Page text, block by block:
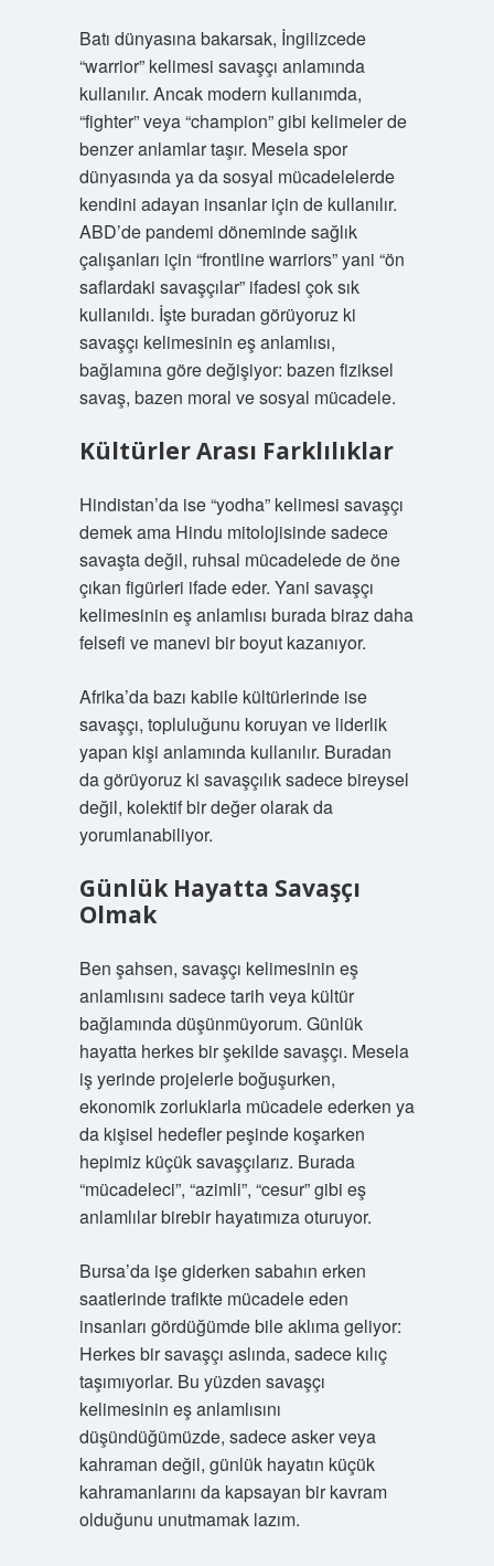
Batı dünyasına bakarsak, İngilizcede
“warrior” kelimesi savaşçı anlamında
kullanılır. Ancak modern kullanımda,
“fighter” veya “champion” gibi kelimeler de
benzer anlamlar taşır. Mesela spor
dünyasında ya da sosyal mücadelelerde
kendini adayan insanlar için de kullanılır.
ABD’de pandemi döneminde sağlık
çalışanları için “frontline warriors” yani “ön
saflardaki savaşçılar” ifadesi çok sık
kullanıldı. İşte buradan görüyoruz ki
savaşçı kelimesinin eş anlamlısı,
bağlamına göre değişiyor: bazen fiziksel
savaş, bazen moral ve sosyal mücadele.
Kültürler Arası Farklılıklar
Hindistan’da ise “yodha” kelimesi savaşçı
demek ama Hindu mitolojisinde sadece
savaşta değil, ruhsal mücadelede de öne
çıkan figürleri ifade eder. Yani savaşçı
kelimesinin eş anlamlısı burada biraz daha
felsefi ve manevi bir boyut kazanıyor.
Afrika’da bazı kabile kültürlerinde ise
savaşçı, topluluğunu koruyan ve liderlik
yapan kişi anlamında kullanılır. Buradan
da görüyoruz ki savaşçılık sadece bireysel
değil, kolektif bir değer olarak da
yorumlanabiliyor.
Günlük Hayatta Savaşçı
Olmak
Ben şahsen, savaşçı kelimesinin eş
anlamlısını sadece tarih veya kültür
bağlamında düşünmüyorum. Günlük
hayatta herkes bir şekilde savaşçı. Mesela
iş yerinde projelerle boğuşurken,
ekonomik zorluklarla mücadele ederken ya
da kişisel hedefler peşinde koşarken
hepimiz küçük savaşçılarız. Burada
“mücadeleci”, “azimli”, “cesur” gibi eş
anlamlılar birebir hayatımıza oturuyor.
Bursa’da işe giderken sabahın erken
saatlerinde trafikte mücadele eden
insanları gördüğümde bile aklıma geliyor:
Herkes bir savaşçı aslında, sadece kılıç
taşımıyorlar. Bu yüzden savaşçı
kelimesinin eş anlamlısını
düşündüğümüzde, sadece asker veya
kahraman değil, günlük hayatın küçük
kahramanlarını da kapsayan bir kavram
olduğunu unutmamak lazım.